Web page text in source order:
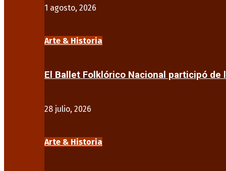
1 agosto, 2026
Arte & Historia
El Ballet Folklórico Nacional participó de
28 julio, 2026
Arte & Historia